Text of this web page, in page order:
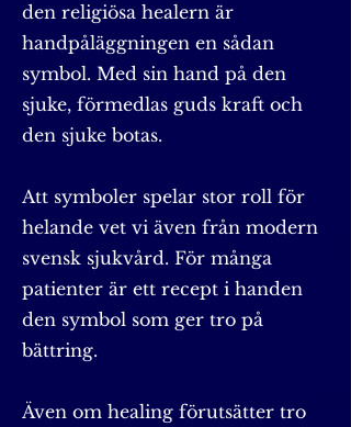
den religiösa healern är
handpåläggningen en sådan
symbol. Med sin hand på den
sjuke, förmedlas guds kraft och
den sjuke botas.
Att symboler spelar stor roll för
helande vet vi även från modern
svensk sjukvård. För många
patienter är ett recept i handen
den symbol som ger tro på
bättring.
Även om healing förutsätter tro